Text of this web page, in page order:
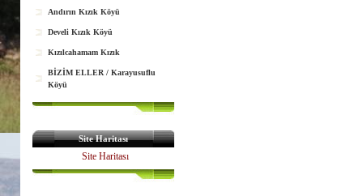
Andırın Kızık Köyü
Develi Kızık Köyü
Kızılcahamam Kızık
BİZİM ELLER / Karayusuflu
Köyü
Site Haritası
Site Haritası